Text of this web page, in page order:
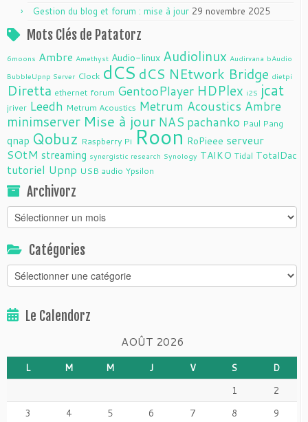
Gestion du blog et forum : mise à jour 29 novembre 2025
Mots Clés de Patatorz
6moons Ambre Amethyst Audio-linux Audiolinux Audirvana bAudio
BubbleUpnp Server Clock dCS dCS NEtwork Bridge dietpi
Diretta ethernet forum GentooPlayer HDPlex i2S jcat
jriver Leedh Metrum Acoustics Metrum Acoustics Ambre
minimserver Mise à jour NAS pachanko Paul Pang
qnap Qobuz Raspberry Pi Roon RoPieee serveur
SOtM streaming synergistic research Synology TAIKO Tidal TotalDac
tutoriel Upnp USB audio Ypsilon
Archivorz
Archivorz
Catégories
Catégories
Le Calendorz
AOÛT 2026
L M M J V S
D
1
2
3
4 5 6 7 8 9